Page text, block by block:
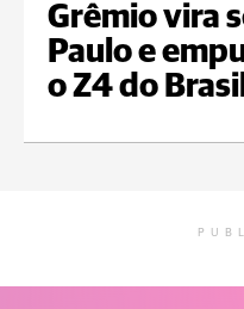
Grêmio vira
Paulo e
o Z4 do